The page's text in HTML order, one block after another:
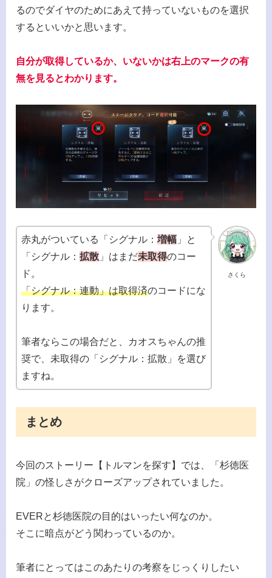
るのでダイヤのためにあえて持っていないものを選択
するといいかと思います。
自分が取得しているか、いないかは右上のマークの有
無を見るとわかります。
さくら
赤丸がついている「シグナル： 増幅 」と
「シグナル： 拡散 」はまだ未取得のコー
ド。
「シグナル：連動」は取得済のコードにな
ります。
筆者ならこの場合だと、カオスちゃんの推
奨で、未取得の「シグナル：拡散」を選び
ますね。
まとめ
今回のストーリー【トルマンを探す】では、「杉徳医
院」の怪しさがクローズアップされていました。
EVERと杉徳医院の目的はいったい何なのか。
そこに暗点がどう関わっているのか。
筆者にとってはこのあたりの考察をじっくりしたい